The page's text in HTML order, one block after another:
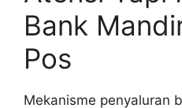
Bank
Pos
Mekanisme penyaluran